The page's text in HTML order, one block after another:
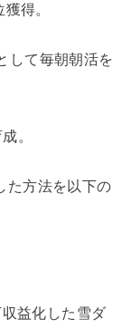
得。
して毎朝朝活を
。
た方法を以下の
益化した雪ダ